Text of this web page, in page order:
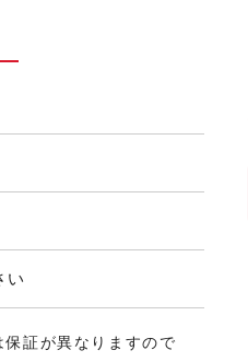
い
証が異なりますので